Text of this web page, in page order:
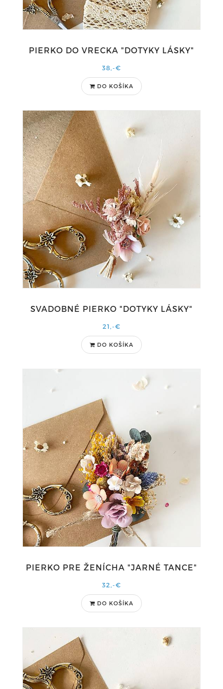
PIERKO DO VRECKA "DOTYKY LÁSKY"
38,-€
DO KOŠÍKA
SVADOBNÉ PIERKO "DOTYKY LÁSKY"
21,-€
DO KOŠÍKA
PIERKO PRE ŽENÍCHA "JARNÉ TANCE"
32,-€
DO KOŠÍKA